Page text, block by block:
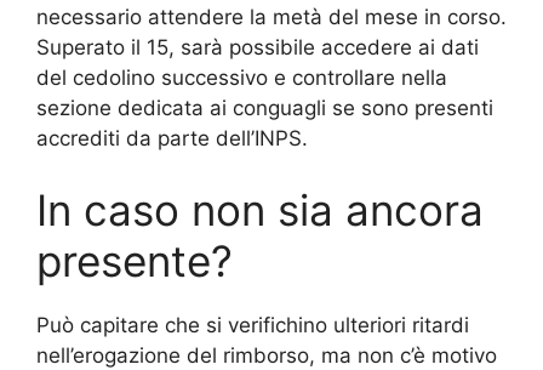
necessario attendere la metà del mese in corso.
Superato il 15, sarà possibile accedere ai dati
del cedolino successivo e controllare nella
sezione dedicata ai conguagli se sono presenti
accrediti da parte dell’INPS.
In caso non sia ancora
presente?
Può capitare che si verifichino ulteriori ritardi
nell’erogazione del rimborso, ma non c’è motivo